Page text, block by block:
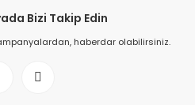
Bizi Takip Edin
haberdar olabilirsiniz.